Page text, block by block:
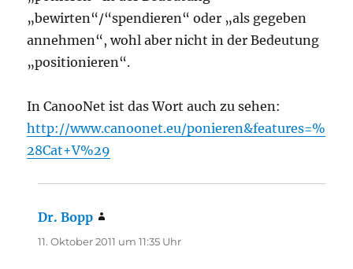
„bewirten“/“spendieren“ oder „als gegeben
annehmen“, wohl aber nicht in der Bedeutung
„positionieren“.
In CanooNet ist das Wort auch zu sehen:
http://www.canoonet.eu/ponieren&features=%
28Cat+V%29
Dr. Bopp
11. Oktober 2011 um 11:35 Uhr